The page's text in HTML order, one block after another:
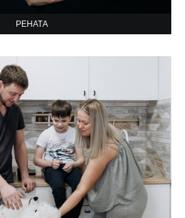
РЕНАТА